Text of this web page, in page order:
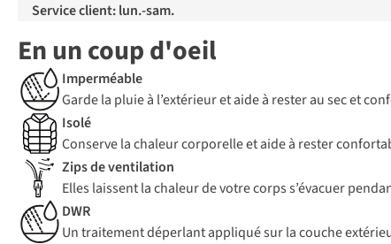
Service client: lun.-sam.
En un coup d'oeil
Imperméable
Garde la pluie à l’extérieur et aide à rester au sec et
Isolé
Conserve la chaleur corporelle et aide à rester
Zips de ventilation
Elles laissent la chaleur de votre corps s’évacuer
DWR
Un traitement déperlant appliqué sur la couche